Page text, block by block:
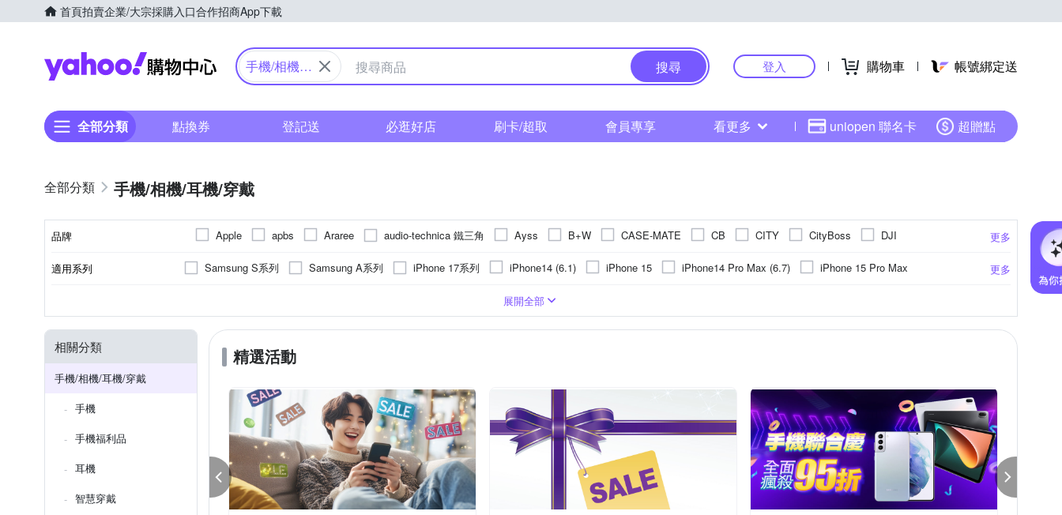
首頁拍賣企業/大宗採購入口合作招商App下載
Yahoo購物中心
手機/相機/
搜尋 登入 購物車 帳號綁定送
全部分類 點換券 登記送 必逛好店 刷卡/超取 會員專享 看更多 uniopen 聯名卡 超贈點
手機/相機/耳機/穿戴
品牌 更多
Apple apbs Araree audio-technica 鐵三角 Ayss B+W CASE-MATE CB CITY CityBoss
DJI
DTAudio
DUX DUCIS E-books Eschenbach FUJITSU 富士通 GCOMM Godox 神牛 GOR Hamlet
Metal-Slim
NILLKIN NISDA NISI o-one Panasonic 國際牌 PHILIPS 飛利浦 Q哥 Rearth
RedMoon
Xiaomi 小米
適用系列 更多
Samsung S系列 Samsung A系列 iPhone 17系列 iPhone14 (6.1) iPhone 15 iPhone14 Pro Max (6.7)
iPhone 15 Pro Max
iPhone 14 Plus (6.7)
iPhone 16 Pro Max
iPhone 16 Pro 紅米系列 iPhone 13 vivo系列 iPhone 16 Plus 小米系列
iPhone 12
iPhone 12 Pro Max
iPhone SE 2
htc U系列 OPPO Ａ系列 iPhone14 Plus (6.7) iPhone 11 Pro Max
iPhone 7/8 (4.7吋)
iPhone XS Max
iPhone X/XS iPhone 11系列 iPhone 11 Pro Zenfone８系列 ASUS Zenfone 5 系列 moto全系列
鏡(亮)面
vivo Xiaomi 小米
鋁合金
背面保護貼 手機吊飾
轉接環
展開全部
相關分類
手機/相機/耳機/穿戴
手機
手機福利品
耳機
智慧穿戴
精選活動